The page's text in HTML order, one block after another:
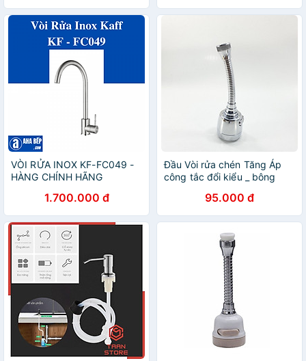
VÒI RỬA INOX KF-FC049 -
HÀNG CHÍNH HÃNG
1.700.000 đ
Đầu Vòi rửa chén Tăng Áp
công tắc đổi kiểu _ bông
vòi rửa bát tăng áp lực nước
2 chế độ phun_đầu tăng áp
rửa chén bát nhựa ABS si
inox cao cấp_ đầu vòi rửa
chén tăng áp_ vòi rửa chén
95.000 đ